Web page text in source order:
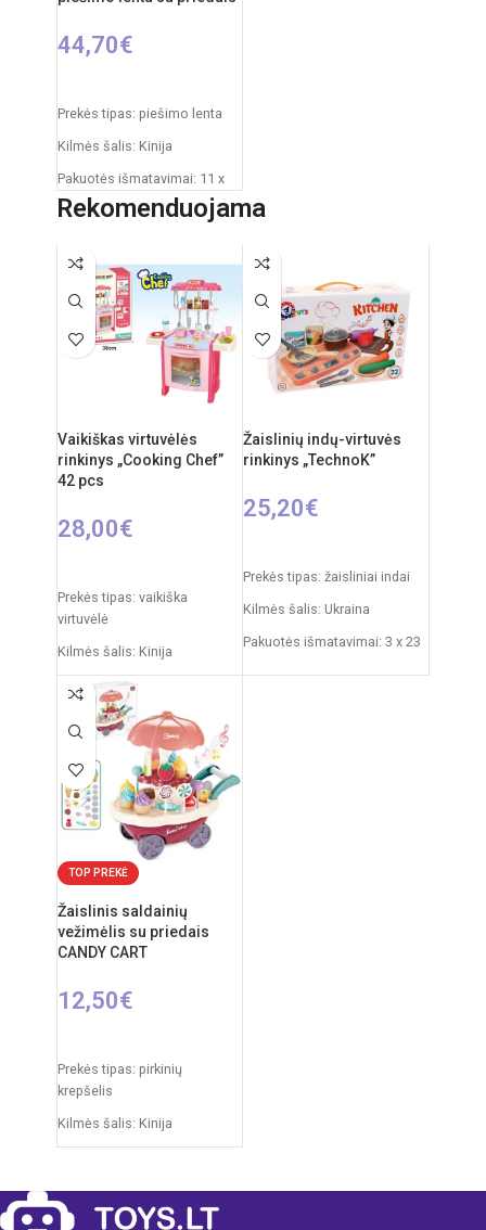
44,70€
Prekės tipas: piešimo lenta
Kilmės šalis: Kinija
Pakuotės išmatavimai: 11 x
43 x 50 cm
49 x 67 cm
Rekomenduojamas amžius:
nuo 3 metų
Rekomenduojama
Vaikiškas virtuvėlės
rinkinys „Cooking Chef”
42 pcs
28,00€
Prekės tipas: vaikiška
virtuvėlė
Kilmės šalis: Kinija
Pakuotės išmatavimai: 12 x
38 x 51,5 cm
Produkto medžiaga: plastikas
Rekomenduojamas amžius:
nuo 3 metų
Elementai: 3 x AA
(nepridedamos)
Žaislinių indų-virtuvės
rinkinys „TechnoK”
25,20€
Prekės tipas: žaisliniai indai
Kilmės šalis: Ukraina
Pakuotės išmatavimai: 3 x 23
TOP PREKĖ
Žaislinis saldainių
vežimėlis su priedais
CANDY CART
12,50€
Prekės tipas: pirkinių
krepšelis
Kilmės šalis: Kinija
Produkto išmatavimai: 24,5 x